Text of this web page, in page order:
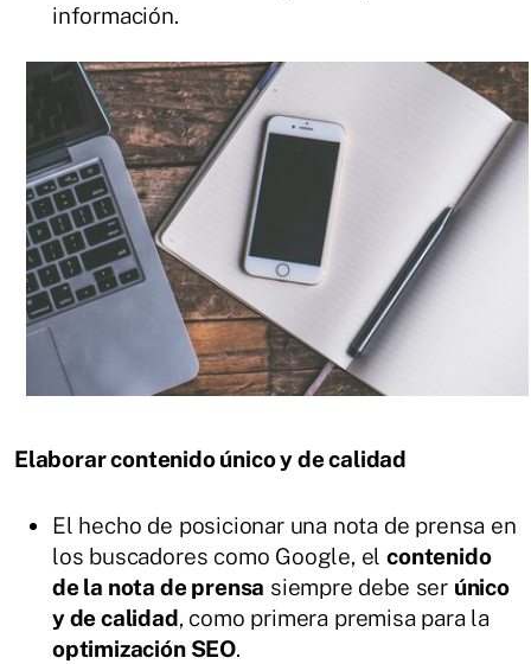
información.
Elaborar contenido único y de calidad
El hecho de posicionar una nota de prensa en
los buscadores como Google, elcontenido
de la nota de prensa siempre debe ser único
y de calidad, como primera premisa para la
optimización SEO.